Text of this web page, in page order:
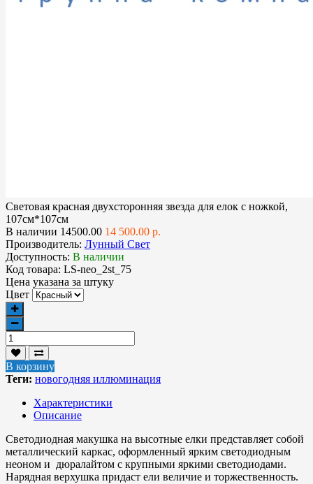
Световая красная двухсторонняя звезда для елок с ножкой,
107см*107см
В наличии 14500.00 14 500.00 р.
Производитель: Лунный Свет
Доступность: В наличии
Код товара: LS-neo_2st_75
Цена указана за штуку
Цвет
В корзину
Теги: новогодняя иллюминация
Характеристики
Описание
Светодиодная макушка на высотные елки представляет собой
металлический каркас, оформленный ярким светодиодным
неоном и дюралайтом с крупными яркими светодиодами.
Нарядная верхушка придаст ели величие и торжественность.